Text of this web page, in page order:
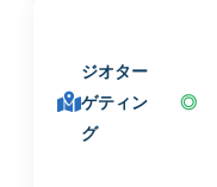
ジオター
ゲティン
グ
◎